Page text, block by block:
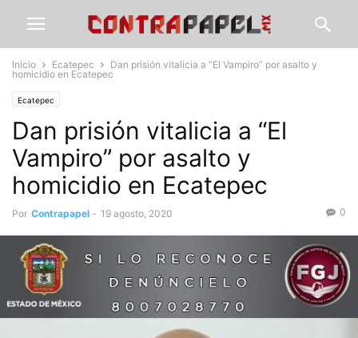
Inicio Ecatepec
Dan prisión vitalicia a “El Vampiro” por asalto y
homicidio en Ecatepec
Ecatepec
Dan prisión vitalicia a “El
Vampiro” por asalto y
homicidio en Ecatepec
Por Contrapapel - 19 agosto, 2020 0